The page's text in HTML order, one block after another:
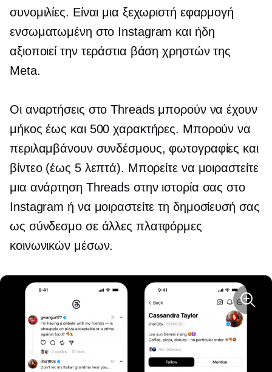
συνομιλίες. Είναι μια ξεχωριστή εφαρμογή
ενσωματωμένη στο Instagram και ήδη
αξιοποιεί την τεράστια βάση χρηστών της
Meta.
Οι αναρτήσεις στο Threads μπορούν να έχουν
μήκος έως και 500 χαρακτήρες. Μπορούν να
περιλαμβάνουν συνδέσμους, φωτογραφίες και
βίντεο (έως 5 λεπτά). Μπορείτε να μοιραστείτε
μια ανάρτηση Threads στην ιστορία σας στο
Instagram ή να μοιραστείτε τη δημοσίευσή σας
ως σύνδεσμο σε άλλες πλατφόρμες
κοινωνικών μέσων.